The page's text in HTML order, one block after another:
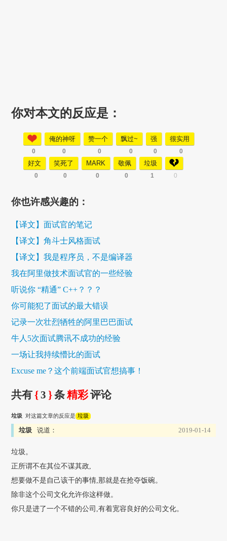
你对本文的反应是：
0
俺的神呀
0
赞一个
0
飘过~
0
强
0
很实用
0
好文
0
笑死了
0
MARK
0
敬佩
0
垃圾
1 0
你也许感兴趣的：
【译文】面试官的笔记
【译文】角斗士风格面试
【译文】我是程序员，不是编译器
我在阿里做技术面试官的一些经验
听说你 “精通” C++？？？
你可能犯了面试的最大错误
记录一次壮烈牺牲的阿里巴巴面试
牛人5次面试腾讯不成功的经验
一场让我持续懵比的面试
Excuse me？这个前端面试官想搞事！
共有{3 }条精彩评论
垃圾 对这篇文章的反应是 垃圾
垃圾 说道： 2019-01-14
垃圾。
正所谓不在其位不谋其政,
想要做不是自己该干的事情,那就是在抢夺饭碗。
除非这个公司文化允许你这样做。
你只是进了一个不错的公司,有着宽容良好的公司文化。